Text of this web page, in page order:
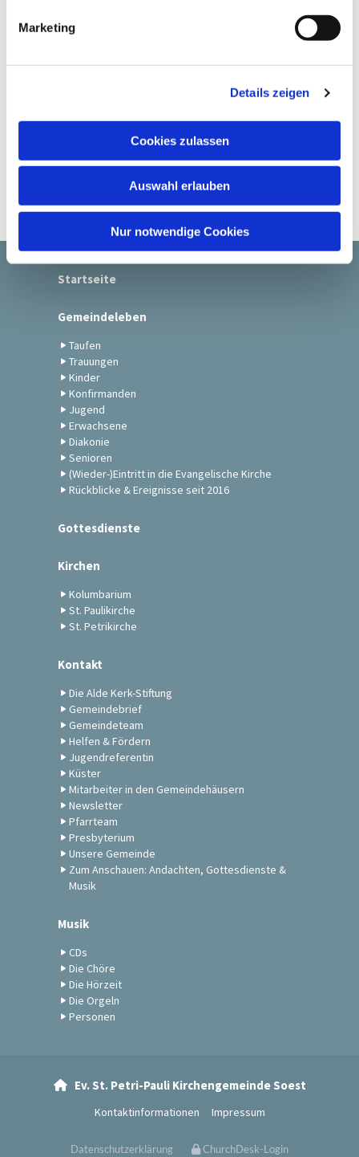
Marketing
Details zeigen
Cookies zulassen
Auswahl erlauben
Nur notwendige Cookies
Startseite
Gemeindeleben
Taufen
Trauungen
Kinder
Konfirmanden
Jugend
Erwachsene
Diakonie
Senioren
(Wieder-)Eintritt in die Evangelische Kirche
Rückblicke & Ereignisse seit 2016
Gottesdienste
Kirchen
Kolumbarium
St. Paulikirche
St. Petrikirche
Kontakt
Die Alde Kerk-Stiftung
Gemeindebrief
Gemeindeteam
Helfen & Fördern
Jugendreferentin
Küster
Mitarbeiter in den Gemeindehäusern
Newsletter
Pfarrteam
Presbyterium
Unsere Gemeinde
Zum Anschauen: Andachten, Gottesdienste &
Musik
Musik
CDs
Die Chöre
Die Hörzeit
Die Orgeln
Personen
Ev. St. Petri-Pauli Kirchengemeinde Soest
Kontaktinformationen Impressum
Datenschutzerklärung ChurchDesk-Login